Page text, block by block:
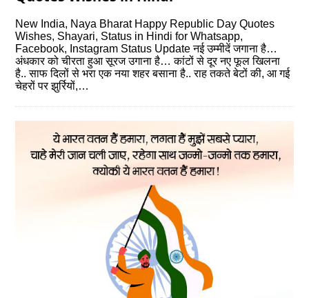
New India, Naya Bharat Happy Republic Day Quotes
Wishes, Shayari, Status in Hindi for Whatsapp,
Facebook, Instagram Status Update नई उम्मीदें जगाना है…
अंधकार को चीरता हुआ सूरज उगाना है… कांटों से दूर नए फूल खिलना
है.. साफ दिलों से भरा एक नया शहर बसाना है.. राह तकते बेटों की, आ गई
चेहरों पर झुर्रियों,…